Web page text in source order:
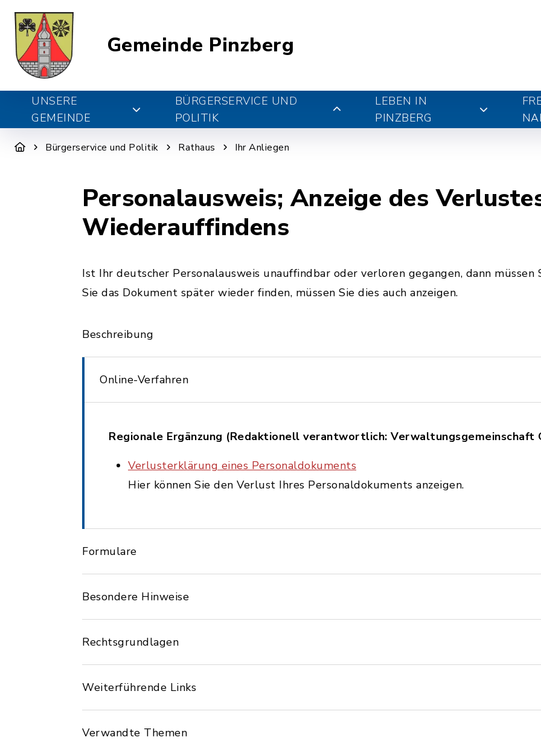
Gemeinde Pinzberg
UNSERE
GEMEINDE
BÜRGERSERVICE UND
POLITIK
LEBEN IN
PINZBERG
Bürgerservice und Politik Rathaus Ihr Anliegen
Personalausweis; Anzeige des
Wiederauffindens
Ist Ihr deutscher Personalausweis unauffindbar oder verloren gegangen, dann
Sie das Dokument später wieder finden, müssen Sie dies auch anzeigen.
Beschreibung
Online-Verfahren
Regionale Ergänzung (Redaktionell verantwortlich: Verwaltungsgemeinschaft
Verlusterklärung eines Personaldokuments
Hier können Sie den Verlust Ihres Personaldokuments anzeigen.
Formulare
Besondere Hinweise
Rechtsgrundlagen
Weiterführende Links
Verwandte Themen